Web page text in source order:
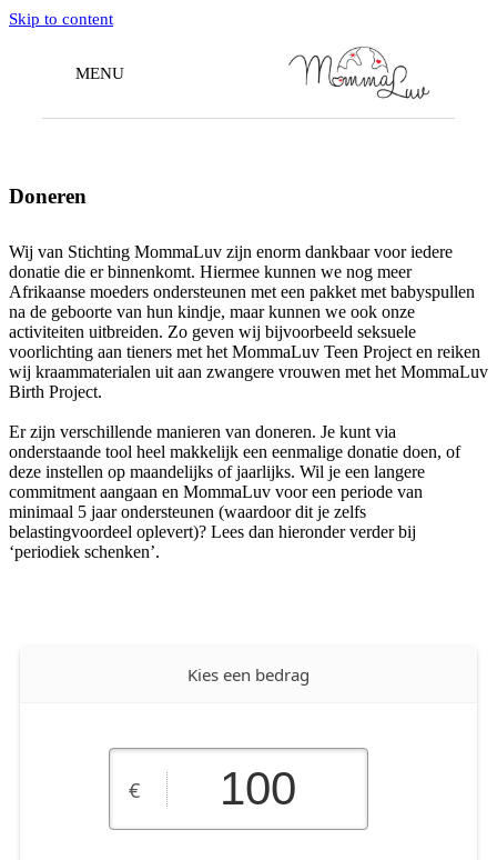
Skip to content
MENU
Doneren
Wij van Stichting MommaLuv zijn enorm dankbaar voor iedere
donatie die er binnenkomt. Hiermee kunnen we nog meer
Afrikaanse moeders ondersteunen met een pakket met babyspullen
na de geboorte van hun kindje, maar kunnen we ook onze
activiteiten uitbreiden. Zo geven wij bijvoorbeeld seksuele
voorlichting aan tieners met het MommaLuv Teen Project en reiken
wij kraammaterialen uit aan zwangere vrouwen met het MommaLuv
Birth Project.
Er zijn verschillende manieren van doneren. Je kunt via
onderstaande tool heel makkelijk een eenmalige donatie doen, of
deze instellen op maandelijks of jaarlijks. Wil je een langere
commitment aangaan en MommaLuv voor een periode van
minimaal 5 jaar ondersteunen (waardoor dit je zelfs
belastingvoordeel oplevert)? Lees dan hieronder verder bij
‘periodiek schenken’.